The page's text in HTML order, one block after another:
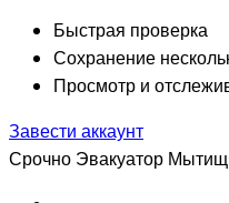
Быстрая проверка
Сохранение
Просмотр и
Завести аккаунт
Срочно Эвакуатор